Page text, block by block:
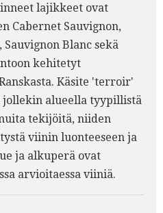
lajikkeet ovat
Cabernet Sauvignon,
Blanc sekä
kehitetyt
Käsite 'terroir'
jollekin alueella tyypillistä
tekijöitä, niiden
viinin luonteeseen ja
ja alkuperä ovat
arvioitaessa viiniä.